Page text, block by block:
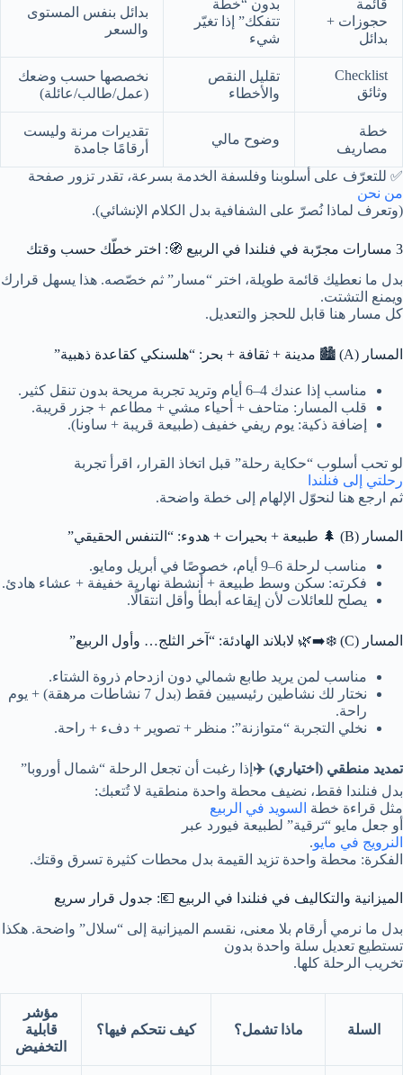
قائمة
حجوزات +
بدائل
بدون “خطة
تتفكك” إذا تغيّر
شيء
بدائل بنفس المستوى
والسعر
Checklist
وثائق
تقليل النقص
والأخطاء
نخصصها حسب وضعك
(عمل/طالب/عائلة)
خطة
مصاريف
وضوح مالي
تقديرات مرنة وليست
أرقامًا جامدة
✅ للتعرّف على أسلوبنا وفلسفة الخدمة بسرعة، تقدر تزور صفحة
من نحن
(وتعرف لماذا نُصرّ على الشفافية بدل الكلام الإنشائي).
3 مسارات مجرّبة في فنلندا في الربيع 🧭: اختر خطّك حسب وقتك
بدل ما نعطيك قائمة طويلة، اختر “مسار” ثم خصّصه. هذا يسهل قرارك
ويمنع التشتت.
كل مسار هنا قابل للحجز والتعديل.
المسار (A) 🏙️ مدينة + ثقافة + بحر: “هلسنكي كقاعدة ذهبية”
مناسب إذا عندك 4–6 أيام وتريد تجربة مريحة بدون تنقل كثير.
قلب المسار: متاحف + أحياء مشي + مطاعم + جزر قريبة.
إضافة ذكية: يوم ريفي خفيف (طبيعة قريبة + ساونا).
لو تحب أسلوب “حكاية رحلة” قبل اتخاذ القرار، اقرأ تجربة
رحلتي إلى فنلندا
ثم ارجع هنا لنحوّل الإلهام إلى خطة واضحة.
المسار (B) 🌲 طبيعة + بحيرات + هدوء: “التنفس الحقيقي”
مناسب لرحلة 6–9 أيام، خصوصًا في أبريل ومايو.
فكرته: سكن وسط طبيعة + أنشطة نهارية خفيفة + عشاء هادئ.
يصلح للعائلات لأن إيقاعه أبطأ وأقل انتقالًا.
المسار (C) ❄️➡️🌿 لابلاند الهادئة: “آخر الثلج… وأول الربيع”
مناسب لمن يريد طابع شمالي دون ازدحام ذروة الشتاء.
نختار لك نشاطين رئيسيين فقط (بدل 7 نشاطات مرهقة) + يوم
راحة.
نخلي التجربة “متوازنة”: منظر + تصوير + دفء + راحة.
تمديد منطقي (اختياري) ✈️ إذا رغبت أن تجعل الرحلة “شمال أوروبا”
بدل فنلندا فقط، نضيف محطة واحدة منطقية لا تُتعبك:
مثل قراءة خطة السويد في الربيع
أو جعل مايو “ترقية” لطبيعة فيورد عبر
النرويج في مايو.
الفكرة: محطة واحدة تزيد القيمة بدل محطات كثيرة تسرق وقتك.
الميزانية والتكاليف في فنلندا في الربيع 💶: جدول قرار سريع
بدل ما نرمي أرقام بلا معنى، نقسم الميزانية إلى “سلال” واضحة. هكذا
تستطيع تعديل سلة واحدة بدون
تخريب الرحلة كلها.
السلة ماذا تشمل؟ كيف نتحكم فيها؟
مؤشر
قابلية
التخفيض